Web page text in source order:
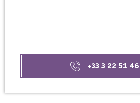
+33 3 22 51 46